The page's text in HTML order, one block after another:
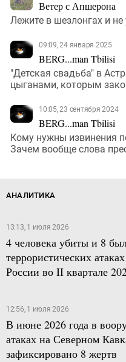
Ветер с Апшерона
Лежите в шезлонгах и
09:09, 24 января 2025
BERG...man Tbilisi
"Детская свадьба" в
цыганами, которым
10:05, 23 сентября 2024
BERG...man Tbilisi
Кому нужны извинения
Зачем вообще слова
АНАЛИТИКА
13:13, 1 июля 2026
4 человека убиты и 8
террористических
России во II квартале
12:56, 1 июля 2026
В июне 2026 года в
атаках на Северном
зафиксировано 8 жертв